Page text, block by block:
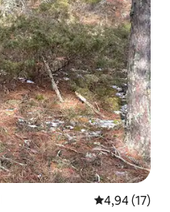
4,94 de uma
4,94 (17)